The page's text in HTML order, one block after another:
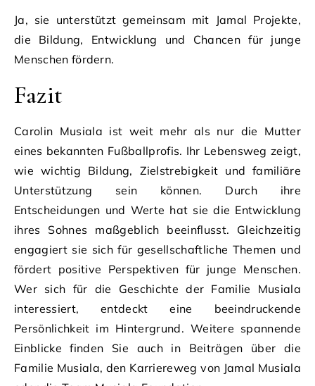
Ja, sie unterstützt gemeinsam mit Jamal Projekte,
die Bildung, Entwicklung und Chancen für junge
Menschen fördern.
Fazit
Carolin Musiala ist weit mehr als nur die Mutter
eines bekannten Fußballprofis. Ihr Lebensweg zeigt,
wie wichtig Bildung, Zielstrebigkeit und familiäre
Unterstützung sein können. Durch ihre
Entscheidungen und Werte hat sie die Entwicklung
ihres Sohnes maßgeblich beeinflusst. Gleichzeitig
engagiert sie sich für gesellschaftliche Themen und
fördert positive Perspektiven für junge Menschen.
Wer sich für die Geschichte der Familie Musiala
interessiert, entdeckt eine beeindruckende
Persönlichkeit im Hintergrund. Weitere spannende
Einblicke finden Sie auch in Beiträgen über die
Familie Musiala, den Karriereweg von Jamal Musiala